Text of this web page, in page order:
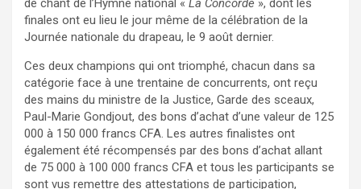
de chant de l’Hymne national « La Concorde », dont les
finales ont eu lieu le jour même de la célébration de la
Journée nationale du drapeau, le 9 août dernier.
Ces deux champions qui ont triomphé, chacun dans sa
catégorie face à une trentaine de concurrents, ont reçu
des mains du ministre de la Justice, Garde des sceaux,
Paul-Marie Gondjout, des bons d’achat d’une valeur de 125
000 à 150 000 francs CFA. Les autres finalistes ont
également été récompensés par des bons d’achat allant
de 75 000 à 100 000 francs CFA et tous les participants se
sont vus remettre des attestations de participation,